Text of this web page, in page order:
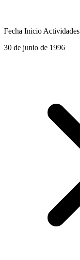
Fecha Inicio Actividades
30 de junio de 1996